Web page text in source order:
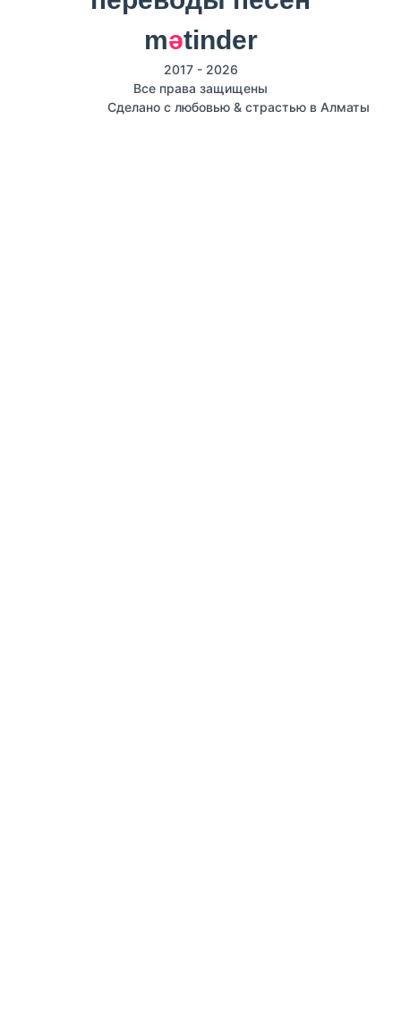
mәtinder
2017 - 2026
Все права защищены
Сделано с любовью & страстью в Алматы